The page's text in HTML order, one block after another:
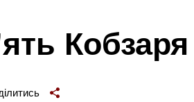
Кобзаря